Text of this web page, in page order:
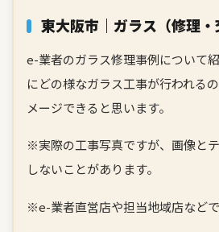
東大阪市｜ガラス（修理
e-業者のガラス修理事例について
にどの様なガラス工事が行われる
メージできると思います。
※実際の工事写真ですが、画像と
しないことがあります。
※e-業者直営店や担当地域店などで